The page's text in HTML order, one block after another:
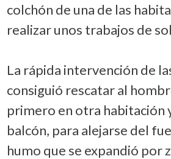
colchón de una de las
realizar unos trabajos de
La rápida intervención de
consiguió rescatar al
primero en otra habitación
balcón, para alejarse del
humo que se expandió por